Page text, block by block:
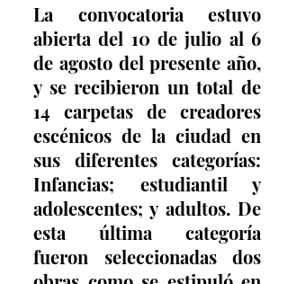
La convocatoria estuvo
abierta del 10 de julio al 6
de agosto del presente año,
y se recibieron un total de
14 carpetas de creadores
escénicos de la ciudad en
sus diferentes categorías:
Infancias; estudiantil y
adolescentes; y adultos. De
esta última categoría
fueron seleccionadas dos